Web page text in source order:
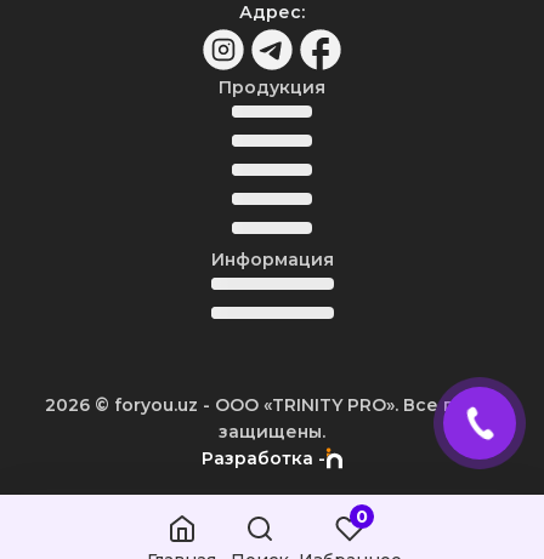
Адрес:
Продукция
Информация
2026 © foryou.uz - ООО «TRINITY PRO». Все права
защищены.
Разработка -
0